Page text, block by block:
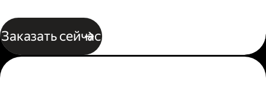
Заказать сейчас